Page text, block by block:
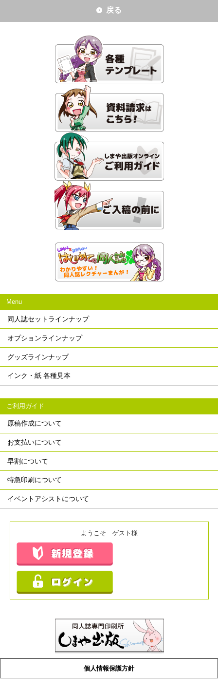
戻る
Menu
同人誌セットラインナップ
オプションラインナップ
グッズラインナップ
インク・紙 各種見本
ご利用ガイド
原稿作成について
お支払いについて
早割について
特急印刷について
イベントアシストについて
ようこそ ゲスト様
個人情報保護方針